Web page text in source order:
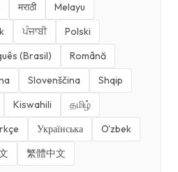
मराठी
Melayu
ਪੰਜਾਬੀ
Polski
(Brasil)
Română
Slovenščina
Shqip
Kiswahili
தமிழ்
Українська
O'zbek
繁體中文